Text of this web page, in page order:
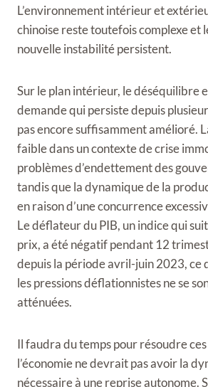
L’environnement intérieur et
chinoise reste toutefois complexe et
nouvelle instabilité persistent.
Sur le plan intérieur, le déséquilibre
demande qui persiste depuis
pas encore suffisamment amélioré.
faible dans un contexte de crise
problèmes d’endettement des
tandis que la dynamique de la
en raison d’une concurrence
Le déflateur du PIB, un indice qui
prix, a été négatif pendant 12
depuis la période avril-juin 2023, ce
les pressions déflationnistes ne se
atténuées.
Il faudra du temps pour résoudre
l’économie ne devrait pas avoir la
nécessaire à une reprise autonome.